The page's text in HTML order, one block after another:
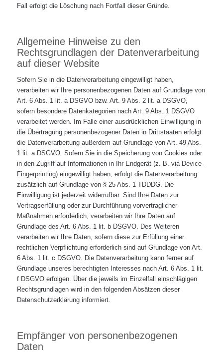
Fall erfolgt die Löschung nach Fortfall dieser Gründe.
Allgemeine Hinweise zu den
Rechtsgrundlagen der Datenverarbeitung
auf dieser Website
Sofern Sie in die Datenverarbeitung eingewilligt haben,
verarbeiten wir Ihre personenbezogenen Daten auf Grundlage von
Art. 6 Abs. 1 lit. a DSGVO bzw. Art. 9 Abs. 2 lit. a DSGVO,
sofern besondere Datenkategorien nach Art. 9 Abs. 1 DSGVO
verarbeitet werden. Im Falle einer ausdrücklichen Einwilligung in
die Übertragung personenbezogener Daten in Drittstaaten erfolgt
die Datenverarbeitung außerdem auf Grundlage von Art. 49 Abs.
1 lit. a DSGVO. Sofern Sie in die Speicherung von Cookies oder
in den Zugriff auf Informationen in Ihr Endgerät (z. B. via Device-
Fingerprinting) eingewilligt haben, erfolgt die Datenverarbeitung
zusätzlich auf Grundlage von § 25 Abs. 1 TDDDG. Die
Einwilligung ist jederzeit widerrufbar. Sind Ihre Daten zur
Vertragserfüllung oder zur Durchführung vorvertraglicher
Maßnahmen erforderlich, verarbeiten wir Ihre Daten auf
Grundlage des Art. 6 Abs. 1 lit. b DSGVO. Des Weiteren
verarbeiten wir Ihre Daten, sofern diese zur Erfüllung einer
rechtlichen Verpflichtung erforderlich sind auf Grundlage von Art.
6 Abs. 1 lit. c DSGVO. Die Datenverarbeitung kann ferner auf
Grundlage unseres berechtigten Interesses nach Art. 6 Abs. 1 lit.
f DSGVO erfolgen. Über die jeweils im Einzelfall einschlägigen
Rechtsgrundlagen wird in den folgenden Absätzen dieser
Datenschutzerklärung informiert.
Empfänger von personenbezogenen
Daten